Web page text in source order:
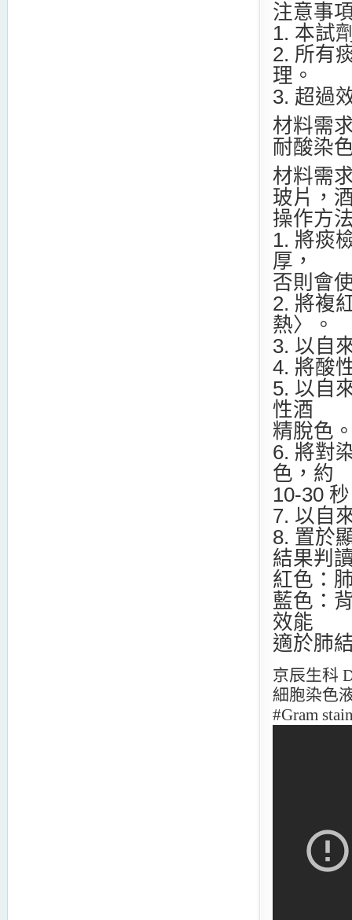
注意事
1. 本試
2. 所有
理。
3. 超過
材料需
耐酸染
材料需
玻片，
操作方
1. 將痰
厚，
否則會
2. 將複
熱〉。
3. 以自
4. 將酸
5. 以自
性酒
精脫色
6. 將對
色，約
10-30
7. 以自
8. 置於
結果判
紅色：
藍色：
效能
適於肺
京辰生科
細胞染色
#Gram